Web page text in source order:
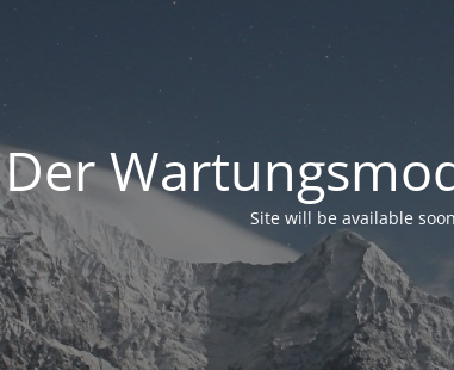
Der
Site will be available